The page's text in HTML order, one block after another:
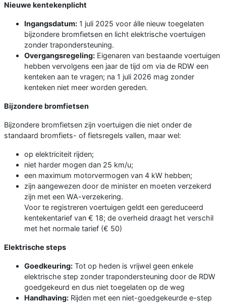
Nieuwe kentekenplicht
Ingangsdatum: 1 juli 2025 voor álle nieuw toegelaten
bijzondere bromfietsen en licht elektrische voertuigen
zonder trapondersteuning.
Overgangsregeling: Eigenaren van bestaande voertuigen
hebben vervolgens een jaar de tijd om via de RDW een
kenteken aan te vragen; na 1 juli 2026 mag zonder
kenteken niet meer worden gereden.
Bijzondere bromfietsen
Bijzondere bromfietsen zijn voertuigen die niet onder de
standaard bromfiets- of fietsregels vallen, maar wel:
op elektriciteit rijden;
niet harder mogen dan 25 km/u;
een maximum motorvermogen van 4 kW hebben;
zijn aangewezen door de minister en moeten verzekerd
zijn met een WA-verzekering.
Voor te registreren voertuigen geldt een gereduceerd
kenteken­tarief van € 18; de overheid draagt het verschil
met het normale tarief (€ 50)
Elektrische steps
Goedkeuring: Tot op heden is vrijwel geen enkele
elektrische step zonder trapondersteuning door de RDW
goedgekeurd en dus niet toegelaten op de weg
Handhaving: Rijden met een niet-goedgekeurde e-step